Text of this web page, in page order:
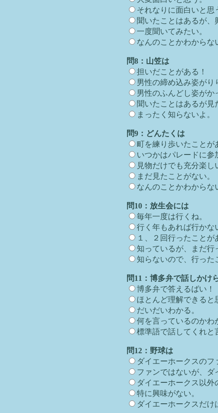
それなりに面白いと思
聞いたことはあるが、
一度聞いてみたい。
なんのことかわからな
問8：山笠は
担いだことがある！
男性の締め込み姿がり
男性のふんどし姿がか
聞いたことはあるが見
まったく知らないよ。
問9：どんたくは
町を練り歩いたことが
いつかはパレードに参
見物だけでも充分楽し
まだ見たことがない。
なんのことかわからな
問10：放生会には
毎年一度は行くね。
行く年もあれば行かな
１、２回行ったことが
知っているが、まだ行
知らないので、行った
問11：博多弁で話しかけ
博多弁で答えるばい！
ほとんど理解できると
だいだいわかる。
何を言っているのかわ
標準語で話してくれと
問12：野球は
ダイエーホークスのフ
ファンではないが、ダ
ダイエーホークス以外
特に興味がない。
ダイエーホークスだけ